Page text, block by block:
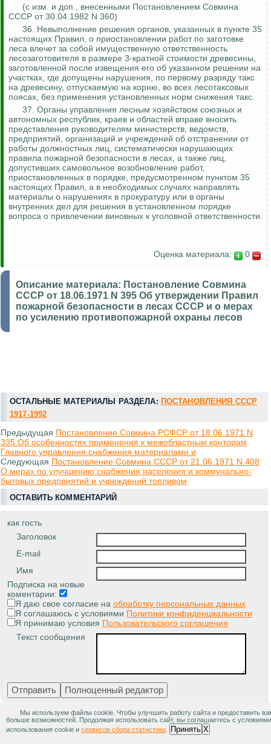
(с изм. и доп., внесенными Постановлением Совмина
СССР от 30.04.1982 N 360)
36. Невыполнение решения органов, указанных в пункте 35
настоящих Правил, о приостановлении работ по заготовке
леса влечет за собой имущественную ответственность
лесозаготовителя в размере 3-кратной стоимости древесины,
заготовленной после извещения его об указанном решении на
участках, где допущены нарушения, по первому разряду такс
на древесину, отпускаемую на корню, во всех лесотаксовых
поясах, без применения установленных норм снижения такс.
37. Органы управления лесным хозяйством союзных и
автономных республик, краев и областей вправе вносить
представления руководителям министерств, ведомств,
предприятий, организаций и учреждений об отстранении от
работы должностных лиц, систематически нарушающих
правила пожарной безопасности в лесах, а также лиц,
допустивших самовольное возобновление работ,
приостановленных в порядке, предусмотренном пунктом 35
настоящих Правил, а в необходимых случаях направлять
материалы о нарушениях в прокуратуру или в органы
внутренних дел для решения в установленном порядке
вопроса о привлечении виновных к уголовной ответственности.
Оценка материала: 0
Описание материала: Постановление Совмина
СССР от 18.06.1971 N 395 Об утверждении Правил
пожарной безопасности в лесах СССР и о мерах
по усилению противопожарной охраны лесов
ОСТАЛЬНЫЕ МАТЕРИАЛЫ РАЗДЕЛА: ПОСТАНОВЛЕНИЯ СССР
1917-1992
Предыдущая Постановление Совмина РСФСР от 18.06.1971 N
335 Об особенностях применения к межобластным конторам
Главного управления снабжения материалами и
Следующая Постановление Совмина СССР от 21.06.1971 N 408
О мерах по улучшению снабжения населения и коммунально-
бытовых предприятий и учреждений топливом
ОСТАВИТЬ КОММЕНТАРИЙ
как гость
Заголовок
E-mail
Имя
Подписка на новые
коментарии:
Я даю свое согласие на обработку персональных данных
Я соглашаюсь с условиями Политики конфиденциальности
Я принимаю условия Пользовательского соглашения
Текст сообщения
ПОХОЖИЕ МАТЕРИАЛЫ:
Мы используем файлы cookie. Чтобы улучшить работу сайта и предоставить
больше возможностей. Продолжая использовать сайт, вы соглашаетесь с условиями
использования cookie и сервисов сбора статистики Принять X